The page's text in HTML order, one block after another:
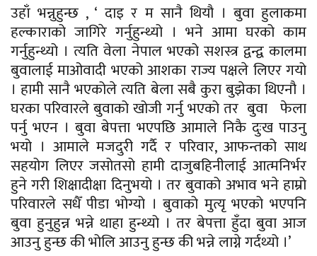
उहाँ भन्नुहुन्छ , ‘ दाइ र म सानै थियौ । बुवा हुलाकमा
हल्काराको जागिरे गर्नुहुन्थ्यो । भने आमा घरको काम
गर्नुहुन्थ्यो । त्यति वेला नेपाल भएको सशस्त्र द्वन्द्व कालमा
बुवालाई माओवादी भएको आशका राज्य पक्षले लिएर गयो
। हामी सानै भएकोले त्यति बेला सबै कुरा बुझेका थिएनौ ।
घरका परिवारले बुवाको खोजी गर्नु भएको तर बुवा फेला
पर्नु भएन । बुवा बेपत्ता भएपछि आमाले निकै दुःख पाउनु
भयो । आमाले मजदुरी गर्दै र परिवार, आफन्तको साथ
सहयोग लिएर जसोतसो हामी दाजुबहिनीलाई आत्मनिर्भर
हुने गरी शिक्षादीक्षा दिनुभयो । तर बुवाको अभाव भने हाम्रो
परिवारले सधैँ पीडा भोग्यो । बुवाको मुत्यृभएको भएपनि
बुवा हुनुहुन्न भन्ने थाहा हुन्थ्यो । तर बेपत्ता हुँदा बुवा आज
आउनु हुन्छ की भोलि आउनु हुन्छ की भन्ने लाग्ने गर्दथ्यो ।’